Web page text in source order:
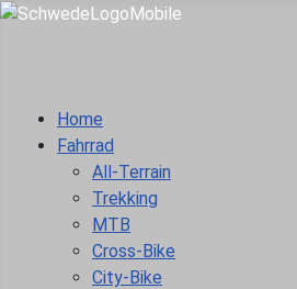
Home
Fahrrad
All-Terrain
Trekking
MTB
Cross-Bike
City-Bike